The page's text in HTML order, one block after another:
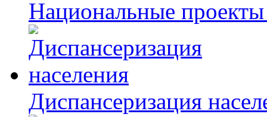
Национальные
Диспансеризация